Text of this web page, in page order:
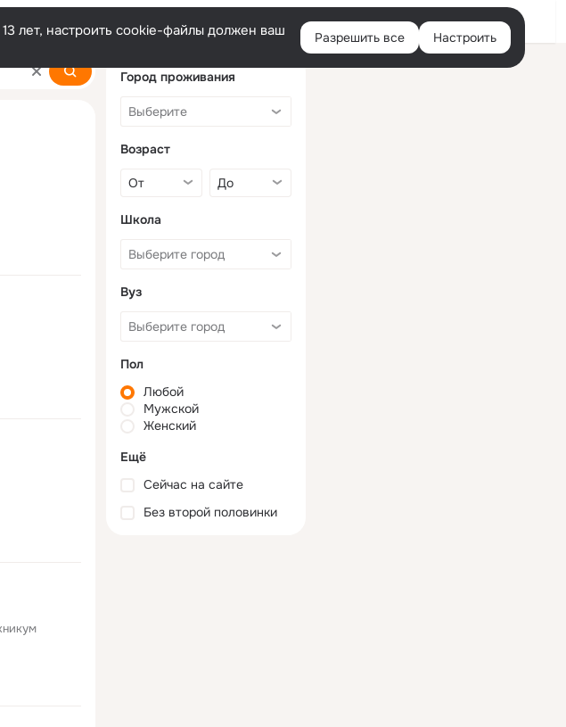
Войти
лет, настроить cookie-файлы должен ваш
Разрешить все Настроить
Город проживания
Возраст
Школа
Вуз
Пол
Любой
Мужской
Женский
Ещё
Сейчас на сайте
Без второй половинки